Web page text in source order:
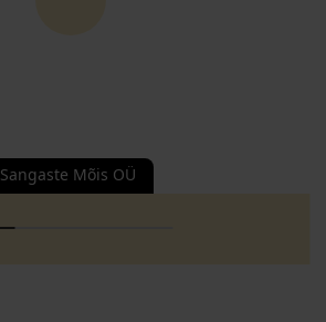
Sangaste Mõis OÜ